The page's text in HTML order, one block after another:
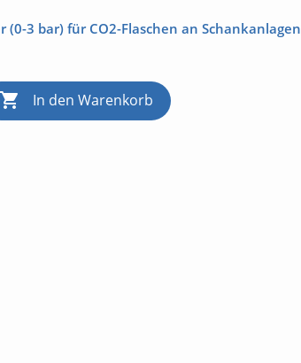
(0-3 bar) für CO2-Flaschen an Schankanlagen
 In den Warenkorb